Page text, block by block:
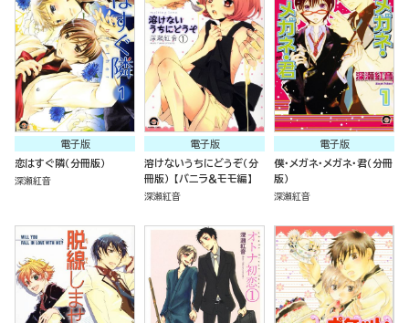
電子版
恋はすぐ隣（分冊版）
深瀬紅音
電子版
溶けないうちにどうぞ（分
冊版） 【バニラ＆モモ編】
深瀬紅音
電子版
僕・メガネ・メガネ・君（分冊
版）
深瀬紅音